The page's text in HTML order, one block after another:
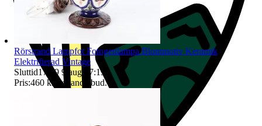
Rörstrand Lampfot Fotogenlampa Blommotiv Keramik
Elektrifierad Vintage
Sluttid17:19 9 aug 17:19
Pris:460 kr Ledande bud.